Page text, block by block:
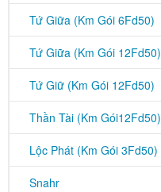
Tứ Giữa (Km Gói 6Fd50)
Tứ Giữa (Km Gói 12Fd50)
Tứ Giữ (Km Gói 12Fd50)
Thần Tài (Km Gói12Fd50)
Lộc Phát (Km Gói 3Fd50)
Snahr